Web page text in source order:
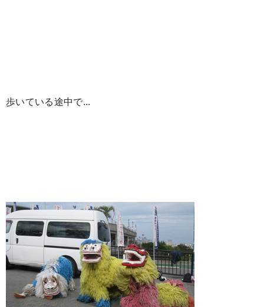
歩いている途中で...